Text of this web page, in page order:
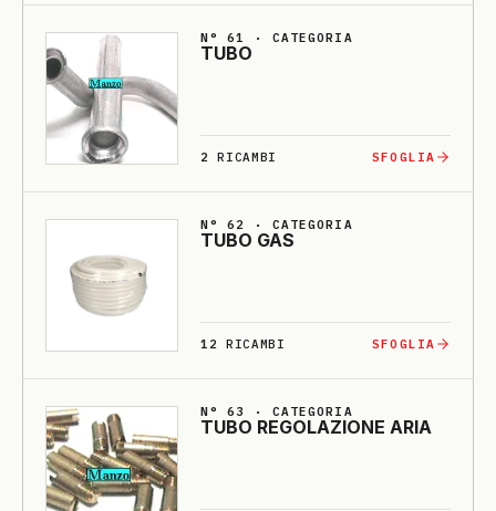
N° 61 · CATEGORIA
TUBO
2 RICAMBI SFOGLIA
N° 62 · CATEGORIA
TU­BO GAS
12 RICAMBI SFOGLIA
N° 63 · CATEGORIA
TU­BO RE­GO­LA­ZIO­NE A­RIA